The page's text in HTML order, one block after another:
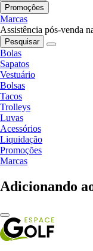
Promoções
Marcas
Assistência pós-venda
Pesquisar
Bolas
Sapatos
Vestuário
Bolsas
Tacos
Trolleys
Luvas
Acessórios
Liquidação
Promoções
Marcas
Adicionando